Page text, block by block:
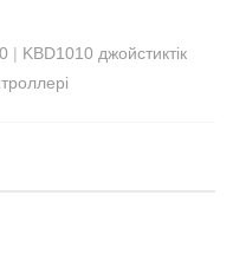
| KBD1010 джойстиктік